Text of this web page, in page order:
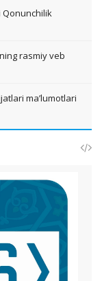
Qonunchilik
rasmiy veb
ma’lumotlari